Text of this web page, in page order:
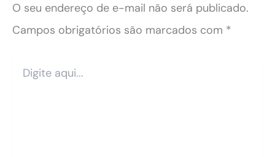
O seu endereço de e-mail não será publicado.
Campos obrigatórios são marcados com *
aqui...